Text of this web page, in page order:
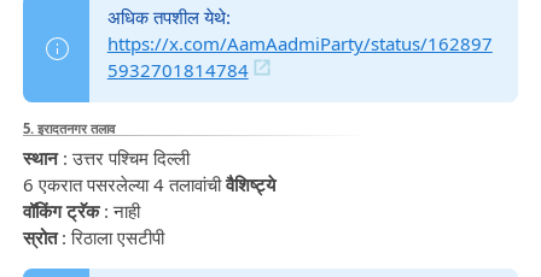
अधिक तपशील येथे:
https://x.com/AamAadmiParty/status/162897
5932701814784
5. इरादतनगर तलाव
स्थान: उत्तर पश्चिम दिल्ली
6 एकरात पसरलेल्या 4 तलावांचीवैशिष्ट्ये
वॉकिंग ट्रॅक: नाही
स्रोत: रिठाला एसटीपी